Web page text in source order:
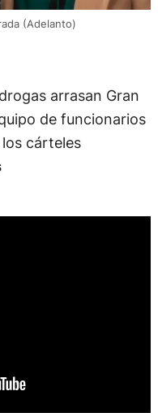
(Adelanto)
arrasan Gran
de funcionarios
cárteles